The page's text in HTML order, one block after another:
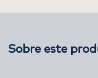
Sobre este